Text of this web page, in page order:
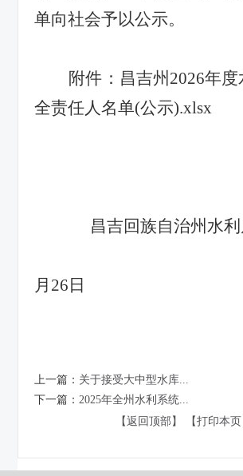
单向社会予以公示。
附件： 昌吉州2026年
全责任人名单(公示).xlsx
昌吉回族自治州水利
2026
月26日
上一篇： 关于接受大中型水库...
下一篇： 2025年全州水利系统...
【返回顶部】
【打印本页